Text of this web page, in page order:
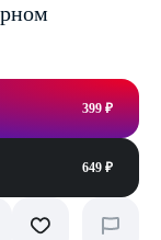
399 ₽
649 ₽